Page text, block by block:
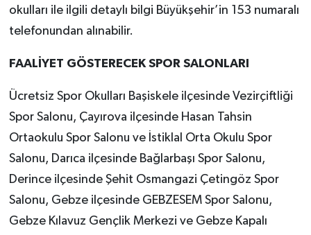
okulları ile ilgili detaylı bilgi Büyükşehir’in 153 numaralı
telefonundan alınabilir.
FAALİYET GÖSTERECEK SPOR SALONLARI
Ücretsiz Spor Okulları Başiskele ilçesinde Vezirçiftliği
Spor Salonu, Çayırova ilçesinde Hasan Tahsin
Ortaokulu Spor Salonu ve İstiklal Orta Okulu Spor
Salonu, Darıca ilçesinde Bağlarbaşı Spor Salonu,
Derince ilçesinde Şehit Osmangazi Çetingöz Spor
Salonu, Gebze ilçesinde GEBZESEM Spor Salonu,
Gebze Kılavuz Gençlik Merkezi ve Gebze Kapalı